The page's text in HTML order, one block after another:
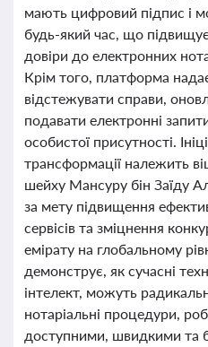
мають цифровий підпис і
будь-який час, що
довіри до електронних
Крім того, платформа
відстежувати справи,
подавати електронні
особистої присутності.
трансформації належить
шейху Мансуру бін Заїду
за мету підвищення
сервісів та зміцнення
емірату на глобальному
демонструє, як сучасні
інтелект, можуть
нотаріальні процедури,
доступними, швидкими та